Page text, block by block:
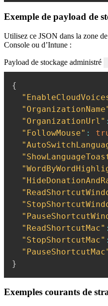
Exemple de payload de
Utilisez ce JSON dans la zone
Console ou d’Intune :
Payload de stockage administré
{
"OrganizationUrl" :
"FollowMouse" :
"ReadShortcutMac" :
"StopShortcutMac" :
}
Exemples courants de